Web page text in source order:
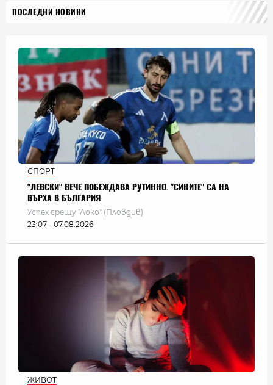
ПОСЛЕДНИ НОВИНИ
СПОРТ
"ЛЕВСКИ" ВЕЧЕ ПОБЕЖДАВА РУТИННО. "СИНИТЕ" СА НА
ВЪРХА В БЪЛГАРИЯ
Успех срещу "Локо" (Пловдив)
23:07 - 07.08.2026
ЖИВОТ